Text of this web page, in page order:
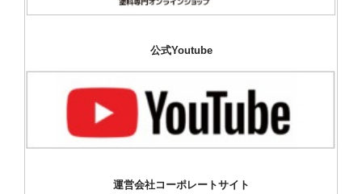
公式Youtube
運営会社コーポレートサイト